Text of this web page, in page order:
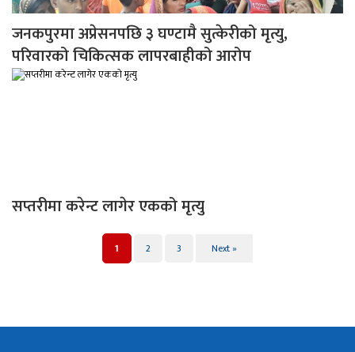
जनकपुरमा अप्रेसनपछि ३ घण्टामै सुत्केरीको मृत्यु,
परिवारको चिकित्सक लापरबाहीको आरोप
सप्तरीमा करेन्ट लागेर एकको मृत्यु
1 2 3 Next »